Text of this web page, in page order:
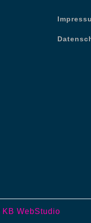
KB WebStudio